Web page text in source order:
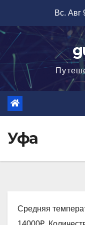
содержимому
Вс. Авг
Уфа
Средняя